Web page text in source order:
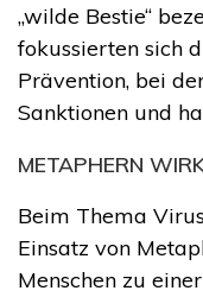
„wilde Bestie“
fokussierten sich
Prävention, bei
Sanktionen und
METAPHERN
Beim Thema
Einsatz von
Menschen zu